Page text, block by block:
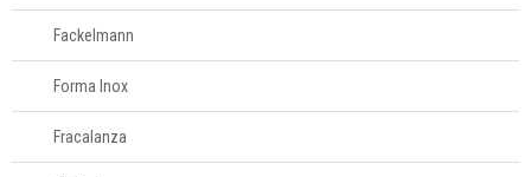
61
996588122
Fackelmann
Forma Inox
Fracalanza